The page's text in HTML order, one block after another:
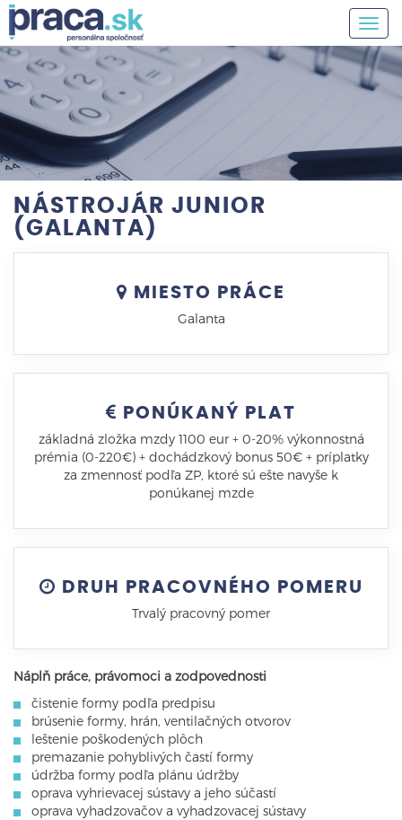
NÁSTROJÁR JUNIOR
(GALANTA)
MIESTO PRÁCE
Galanta
PONÚKANÝ PLAT
základná zložka mzdy 1100 eur + 0-20% výkonnostná
prémia (0-220€) + dochádzkový bonus 50€ + príplatky
za zmennosť podľa ZP, ktoré sú ešte navyše k
ponúkanej mzde
DRUH PRACOVNÉHO POMERU
Trvalý pracovný pomer
Náplň práce, právomoci a zodpovednosti
čistenie formy podľa predpisu
brúsenie formy, hrán, ventilačných otvorov
leštenie poškodených plôch
premazanie pohyblivých častí formy
údržba formy podľa plánu údržby
oprava vyhrievacej sústavy a jeho súčastí
oprava vyhadzovačov a vyhadzovacej sústavy